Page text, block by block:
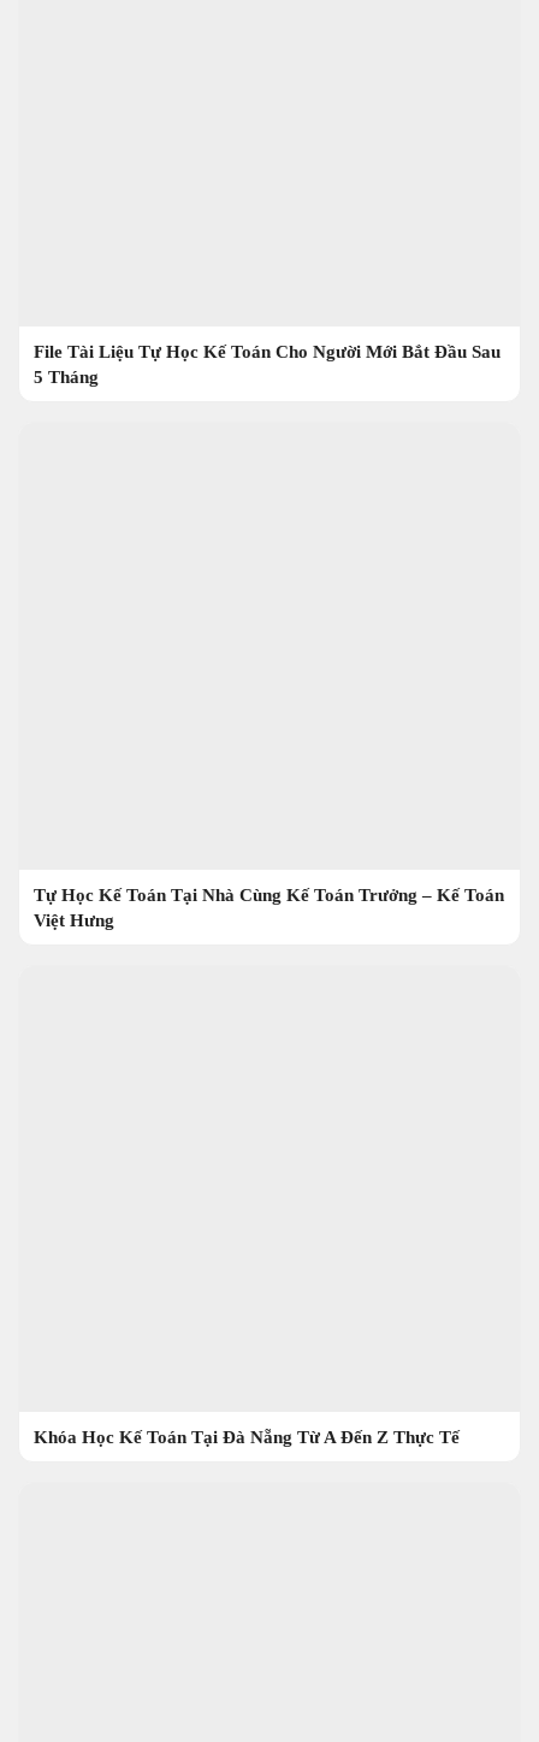
File Tài Liệu Tự Học Kế Toán Cho Người Mới Bắt Đầu Sau
5 Tháng
Tự Học Kế Toán Tại Nhà Cùng Kế Toán Trưởng – Kế Toán
Việt Hưng
Khóa Học Kế Toán Tại Đà Nẵng Từ A Đến Z Thực Tế